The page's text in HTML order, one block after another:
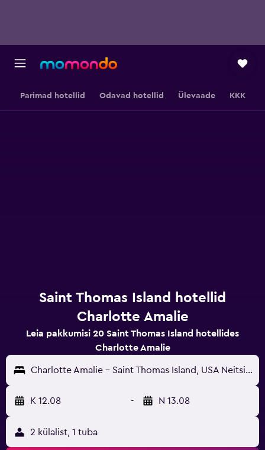
Parimad hotellid Odavad hotellid Ülevaade KKK
Saint Thomas Island hotellid
Charlotte Amalie
Leia pakkumisi 20 Saint Thomas Island hotellides
Charlotte Amalie
Charlotte Amalie - Saint Thomas Island, USA Neitsisaared
K 12.08 - N 13.08
2 külalist, 1 tuba